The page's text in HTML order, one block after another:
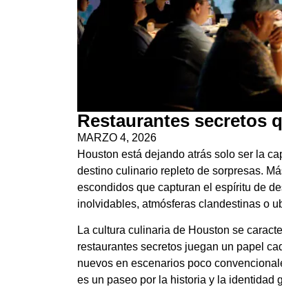
Restaurantes secretos
MARZO 4, 2026
Houston está dejando atrás solo ser la
destino culinario repleto de sorpresas.
escondidos que capturan el espíritu de
inolvidables, atmósferas clandestinas o
La cultura culinaria de Houston se
restaurantes secretos juegan un papel
nuevos en escenarios poco
es un paseo por la historia y la identidad